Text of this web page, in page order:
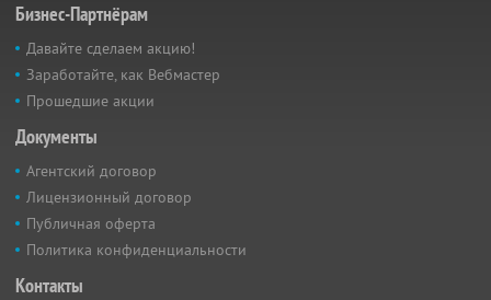
Бизнес-Партнёрам
Давайте сделаем акцию!
Заработайте, как Вебмастер
Прошедшие акции
Документы
Агентский договор
Лицензионный договор
Публичная оферта
Политика конфиденциальности
Контакты